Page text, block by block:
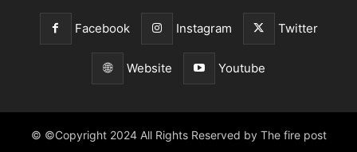
Facebook Instagram Twitter
Website Youtube
© ©Copyright 2024 All Rights Reserved by The fire post